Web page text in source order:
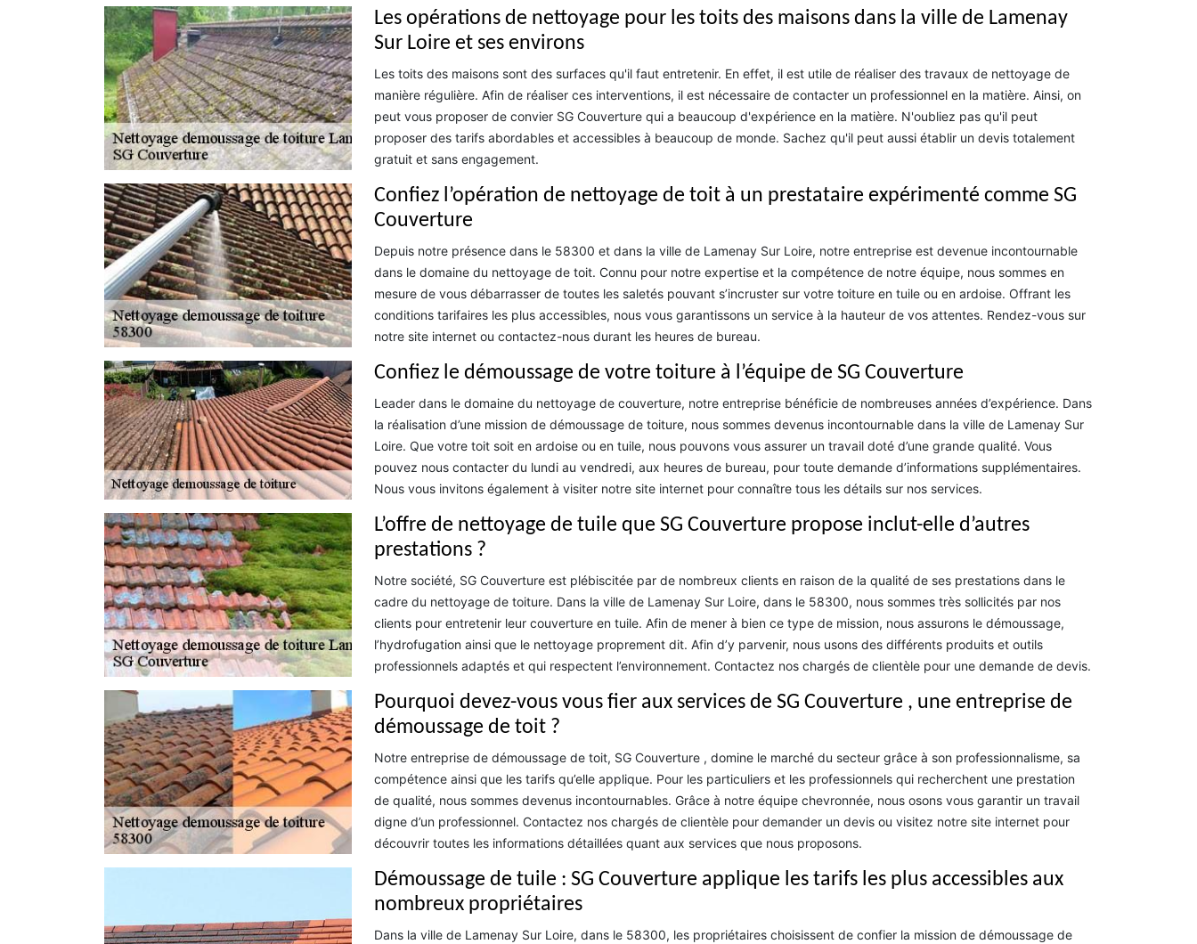
Les opérations de nettoyage pour les toits des maisons dans la ville de Lamenay
Sur Loire et ses environs
Les toits des maisons sont des surfaces qu'il faut entretenir. En effet, il est utile de réaliser des travaux de nettoyage de
manière régulière. Afin de réaliser ces interventions, il est nécessaire de contacter un professionnel en la matière. Ainsi, on
peut vous proposer de convier SG Couverture qui a beaucoup d'expérience en la matière. N'oubliez pas qu'il peut
proposer des tarifs abordables et accessibles à beaucoup de monde. Sachez qu'il peut aussi établir un devis totalement
gratuit et sans engagement.
Confiez l’opération de nettoyage de toit à un prestataire expérimenté comme SG
Couverture
Depuis notre présence dans le 58300 et dans la ville de Lamenay Sur Loire, notre entreprise est devenue incontournable
dans le domaine du nettoyage de toit. Connu pour notre expertise et la compétence de notre équipe, nous sommes en
mesure de vous débarrasser de toutes les saletés pouvant s’incruster sur votre toiture en tuile ou en ardoise. Offrant les
conditions tarifaires les plus accessibles, nous vous garantissons un service à la hauteur de vos attentes. Rendez-vous sur
notre site internet ou contactez-nous durant les heures de bureau.
Confiez le démoussage de votre toiture à l’équipe de SG Couverture
Leader dans le domaine du nettoyage de couverture, notre entreprise bénéficie de nombreuses années d’expérience. Dans
la réalisation d’une mission de démoussage de toiture, nous sommes devenus incontournable dans la ville de Lamenay Sur
Loire. Que votre toit soit en ardoise ou en tuile, nous pouvons vous assurer un travail doté d’une grande qualité. Vous
pouvez nous contacter du lundi au vendredi, aux heures de bureau, pour toute demande d’informations supplémentaires.
Nous vous invitons également à visiter notre site internet pour connaître tous les détails sur nos services.
L’offre de nettoyage de tuile que SG Couverture propose inclut-elle d’autres
prestations ?
Notre société, SG Couverture est plébiscitée par de nombreux clients en raison de la qualité de ses prestations dans le
cadre du nettoyage de toiture. Dans la ville de Lamenay Sur Loire, dans le 58300, nous sommes très sollicités par nos
clients pour entretenir leur couverture en tuile. Afin de mener à bien ce type de mission, nous assurons le démoussage,
l’hydrofugation ainsi que le nettoyage proprement dit. Afin d’y parvenir, nous usons des différents produits et outils
professionnels adaptés et qui respectent l’environnement. Contactez nos chargés de clientèle pour une demande de devis.
Pourquoi devez-vous vous fier aux services de SG Couverture , une entreprise de
démoussage de toit ?
Notre entreprise de démoussage de toit, SG Couverture , domine le marché du secteur grâce à son professionnalisme, sa
compétence ainsi que les tarifs qu’elle applique. Pour les particuliers et les professionnels qui recherchent une prestation
de qualité, nous sommes devenus incontournables. Grâce à notre équipe chevronnée, nous osons vous garantir un travail
digne d’un professionnel. Contactez nos chargés de clientèle pour demander un devis ou visitez notre site internet pour
découvrir toutes les informations détaillées quant aux services que nous proposons.
Démoussage de tuile : SG Couverture applique les tarifs les plus accessibles aux
nombreux propriétaires
Dans la ville de Lamenay Sur Loire, dans le 58300, les propriétaires choisissent de confier la mission de démoussage de